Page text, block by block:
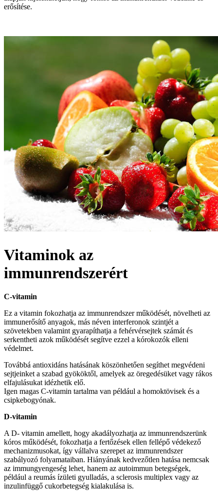
erősítése.
Vitaminok az
immunrendszerért
C-vitamin
Ez a vitamin fokozhatja az immunrendszer működését, növelheti az
immunerősítő anyagok, más néven interferonok szintjét a
szövetekben valamint gyarapíthatja a fehérvérsejtek számát és
serkentheti azok működését segítve ezzel a kórokozók elleni
védelmet.
Továbbá antioxidáns hatásának köszönhetően segíthet megvédeni
sejtjeinket a szabad gyököktől, amelyek az öregedésüket vagy rákos
elfajulásukat idézhetik elő.
Igen magas C-vitamin tartalma van például a homoktövisek és a
csipkebogyónak.
D-vitamin
A D- vitamin amellett, hogy akadályozhatja az immunrendszerünk
kóros működését, fokozhatja a fertőzések ellen fellépő védekező
mechanizmusokat, így vállalva szerepet az immunrendszer
szabályozó folyamataiban. Hiányának kedvezőtlen hatása nemcsak
az immungyengeség lehet, hanem az autoimmun betegségek,
például a reumás ízületi gyulladás, a sclerosis multiplex vagy az
inzulinfüggő cukorbetegség kialakulása is.